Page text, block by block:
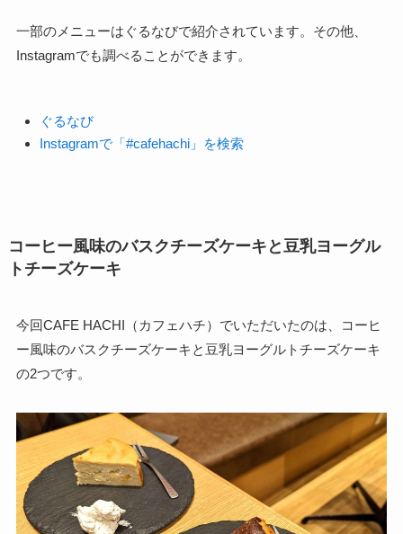
一部のメニューはぐるなびで紹介されています。その他、
Instagramでも調べることができます。
ぐるなび
Instagramで「#cafehachi」を検索
コーヒー風味のバスクチーズケーキと豆乳ヨーグル
トチーズケーキ
今回CAFE HACHI（カフェハチ）でいただいたのは、コーヒ
ー風味のバスクチーズケーキと豆乳ヨーグルトチーズケーキ
の2つです。